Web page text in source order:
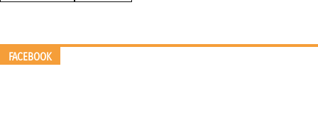
FACEBOOK